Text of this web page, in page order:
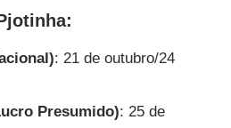
: 21 de outubro/24
Presumido): 25 de